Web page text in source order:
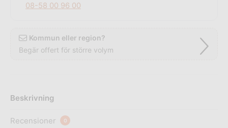
08-58 00 96 00
Kommun eller region?
Begär offert för större volym
Beskrivning
Recensioner 0